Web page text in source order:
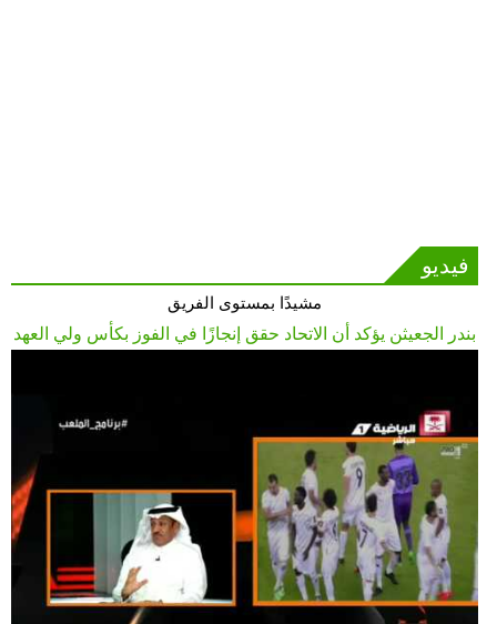
فيديو
مشيدًا بمستوى الفريق
بندر الجعيثن يؤكد أن الاتحاد حقق إنجازًا في الفوز بكأس ولي العهد